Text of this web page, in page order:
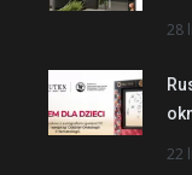
28
22